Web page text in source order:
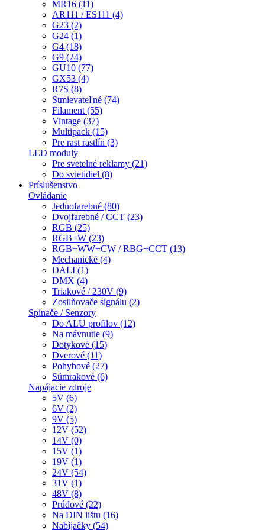
MR16 (11)
AR111 / ES111 (4)
G23 (2)
G24 (1)
G4 (18)
G9 (24)
GU10 (77)
GX53 (4)
R7S (8)
Stmievateľné (74)
Filament (55)
Vintage (37)
Multipack (15)
Pre rast rastlín (3)
LED moduly
Pre svetelné reklamy (21)
Do svietidiel (8)
Príslušenstvo
Ovládanie
Jednofarebné (80)
Dvojfarebné / CCT (23)
RGB (25)
RGB+W (23)
RGB+WW+CW / RBG+CCT (13)
Mechanické (4)
DALI (1)
DMX (4)
Triakové / 230V (9)
Zosilňovače signálu (2)
Spínače / Senzory
Do ALU profilov (12)
Na mávnutie (9)
Dotykové (15)
Dverové (11)
Pohybové (27)
Súmrakové (6)
Napájacie zdroje
5V (6)
6V (2)
9V (5)
12V (52)
14V (0)
15V (1)
19V (1)
24V (54)
31V (1)
48V (8)
Prúdové (22)
Na DIN lištu (16)
Nabíjačky (54)